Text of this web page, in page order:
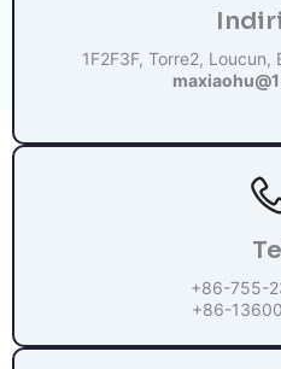
1F2F3F, Torre2, Loucun,
+86-755-
+86-